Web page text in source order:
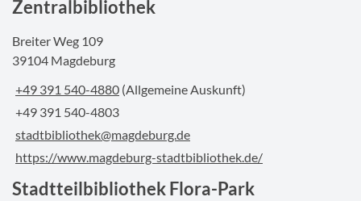
Zentralbibliothek
Breiter Weg 109
39104 Magdeburg
+49 391 540-4880 (Allgemeine Auskunft)
+49 391 540-4803
stadtbibliothek@magdeburg.de
https://www.magdeburg-stadtbibliothek.de/
Stadtteilbibliothek Flora-Park